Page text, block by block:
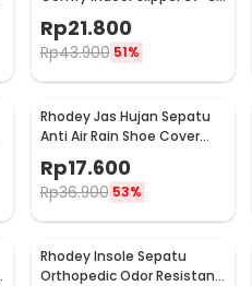
Rp21.800
Rp43.900 51%
Rhodey Jas Hujan Sepatu
Anti Air Rain Shoe Cover
PVC with Zipper M - F-300
Rp17.600
Rp36.900 53%
Rhodey Insole Sepatu
Orthopedic Odor Resistant